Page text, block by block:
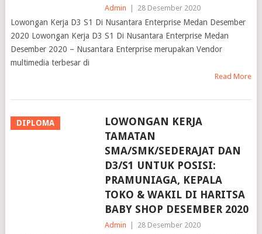
Admin 28 Desember 2020
Lowongan Kerja D3 S1 Di Nusantara Enterprise Medan Desember
2020 Lowongan Kerja D3 S1 Di Nusantara Enterprise Medan
Desember 2020 – Nusantara Enterprise merupakan Vendor
multimedia terbesar di
Read More
DIPLOMA
LOWONGAN KERJA
TAMATAN
SMA/SMK/SEDERAJAT DAN
D3/S1 UNTUK POSISI:
PRAMUNIAGA, KEPALA
TOKO & WAKIL DI HARITSA
BABY SHOP DESEMBER 2020
Admin 28 Desember 2020